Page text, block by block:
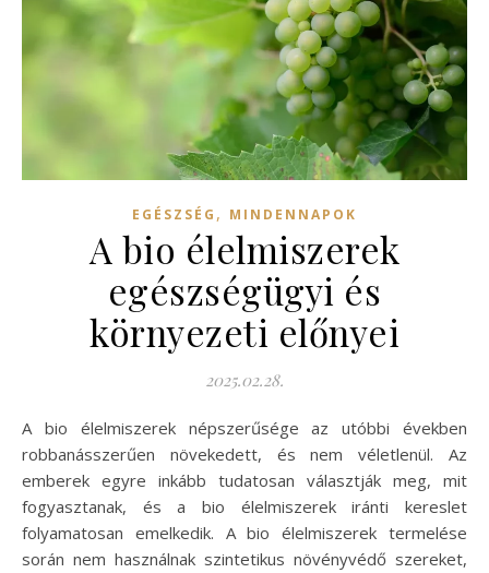
EGÉSZSÉG , MINDENNAPOK
A bio élelmiszerek
egészségügyi és
környezeti előnyei
2025.02.28.
A bio élelmiszerek népszerűsége az utóbbi években
robbanásszerűen növekedett, és nem véletlenül. Az
emberek egyre inkább tudatosan választják meg, mit
fogyasztanak, és a bio élelmiszerek iránti kereslet
folyamatosan emelkedik. A bio élelmiszerek termelése
során nem használnak szintetikus növényvédő szereket,